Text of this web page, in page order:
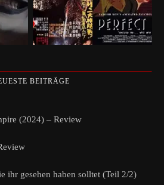
BEITRÄGE
(2024) – Review
ihr gesehen haben solltet (Teil 2/2)